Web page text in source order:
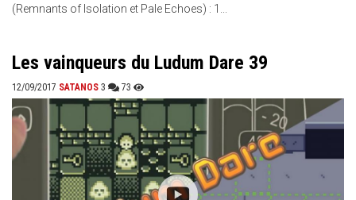
(Remnants of Isolation et Pale Echoes) : 1...
Les vainqueurs du Ludum Dare 39
12/09/2017 SATANOS 3 73